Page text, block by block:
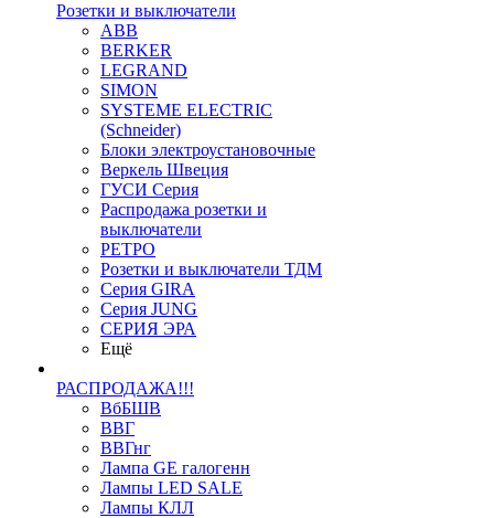
Розетки и выключатели
ABB
BERKER
LEGRAND
SIMON
SYSTEME ELECTRIC
(Schneider)
Блоки электроустановочные
Веркель Швеция
ГУСИ Серия
Распродажа розетки и
выключатели
РЕТРО
Розетки и выключатели ТДМ
Серия GIRA
Серия JUNG
СЕРИЯ ЭРА
Ещё
РАСПРОДАЖА!!!
ВбБШВ
ВВГ
ВВГнг
Лампа GE галогенн
Лампы LED SALE
Лампы КЛЛ